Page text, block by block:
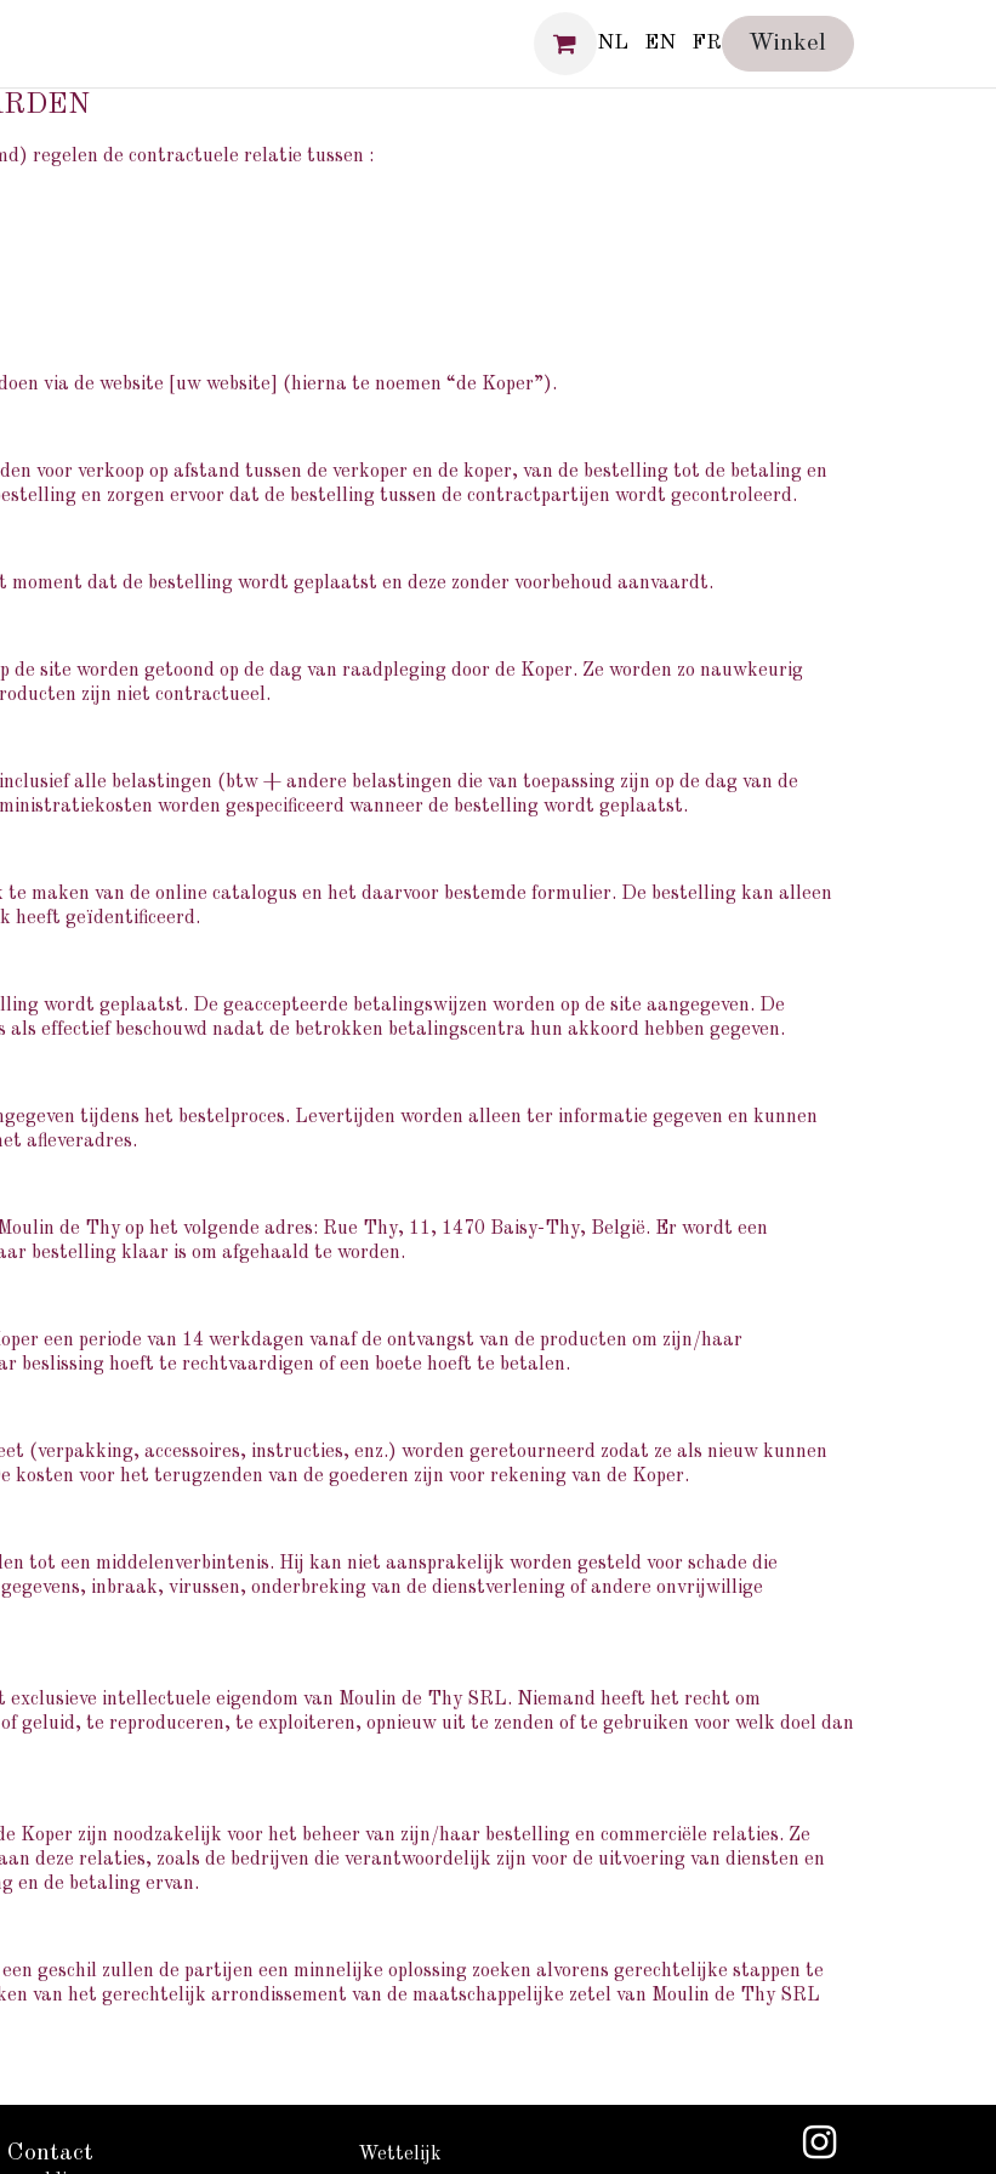
NL EN FR Winkel
regelen de contractuele relatie tussen :
via de website [uw website] (hierna te noemen “de Koper”).
voor verkoop op afstand tussen de verkoper en de koper, van de bestelling tot de betaling en
en zorgen ervoor dat de bestelling tussen de contractpartijen wordt gecontroleerd.
dat de bestelling wordt geplaatst en deze zonder voorbehoud aanvaardt.
de site worden getoond op de dag van raadpleging door de Koper. Ze worden zo nauwkeurig
zijn niet contractueel.
alle belastingen (btw + andere belastingen die van toepassing zijn op de dag van de
worden gespecificeerd wanneer de bestelling wordt geplaatst.
maken van de online catalogus en het daarvoor bestemde formulier. De bestelling kan alleen
heeft geïdentificeerd.
wordt geplaatst. De geaccepteerde betalingswijzen worden op de site aangegeven. De
effectief beschouwd nadat de betrokken betalingscentra hun akkoord hebben gegeven.
tijdens het bestelproces. Levertijden worden alleen ter informatie gegeven en kunnen
afleveradres.
de Thy op het volgende adres: Rue Thy, 11, 1470 Baisy-Thy, België. Er wordt een
bestelling klaar is om afgehaald te worden.
een periode van 14 werkdagen vanaf de ontvangst van de producten om zijn/haar
hoeft te rechtvaardigen of een boete hoeft te betalen.
(verpakking, accessoires, instructies, enz.) worden geretourneerd zodat ze als nieuw kunnen
kosten voor het terugzenden van de goederen zijn voor rekening van de Koper.
tot een middelenverbintenis. Hij kan niet aansprakelijk worden gesteld voor schade die
inbraak, virussen, onderbreking van de dienstverlening of andere onvrijwillige
intellectuele eigendom van Moulin de Thy SRL. Niemand heeft het recht om
geluid, te reproduceren, te exploiteren, opnieuw uit te zenden of te gebruiken voor welk doel dan
Koper zijn noodzakelijk voor het beheer van zijn/haar bestelling en commerciële relaties. Ze
deze relaties, zoals de bedrijven die verantwoordelijk zijn voor de uitvoering van diensten en
en de betaling ervan.
geschil zullen de partijen een minnelijke oplossing zoeken alvorens gerechtelijke stappen te
van het gerechtelijk arrondissement van de maatschappelijke zetel van Moulin de Thy SRL
Contact
Wettelijk